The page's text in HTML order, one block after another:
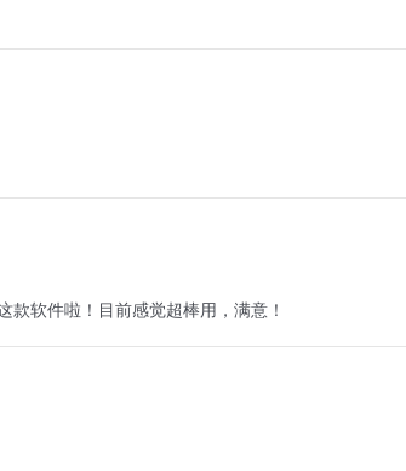
软件啦！目前感觉超棒用，满意！